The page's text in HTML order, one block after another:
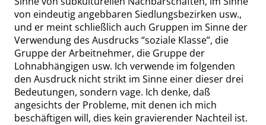
von eindeutig angebbaren Siedlungsbezirken usw.,
und er meint schließlich auch Gruppen im Sinne der
Verwendung des Ausdrucks “soziale Klasse”, die
Gruppe der Arbeitnehmer, die Gruppe der
Lohnabhängigen usw. Ich verwende im folgenden
den Ausdruck nicht strikt im Sinne einer dieser drei
Bedeutungen, sondern vage. Ich denke, daß
angesichts der Probleme, mit denen ich mich
beschäftigen will, dies kein gravierender Nachteil ist.